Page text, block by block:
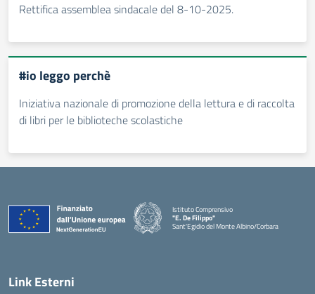
Rettifica assemblea sindacale del 8-10-2025.
#io leggo perchè
Iniziativa nazionale di promozione della lettura e di raccolta
di libri per le biblioteche scolastiche
Istituto Comprensivo
"E. De Filippo"
Sant'Egidio del Monte Albino/Corbara
Link Esterni